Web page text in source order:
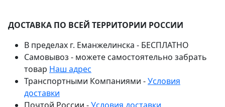
ДОСТАВКА ПО ВСЕЙ ТЕРРИТОРИИ РОССИИ
В пределах г. Еманжелинска - БЕСПЛАТНО
Самовывоз - можете самостоятельно забрать
товар Наш адрес
Транспортными Компаниями -Условия
доставки